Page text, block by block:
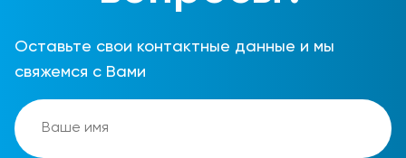
Оставьте свои контактные данные и мы
свяжемся с Вами